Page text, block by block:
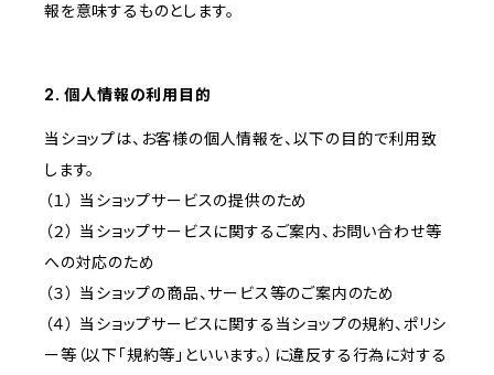
報を意味するものとします。
2. 個人情報の利用目的
当ショップは、お客様の個人情報を、以下の目的で利用致
します。
（１） 当ショップサービスの提供のため
（２） 当ショップサービスに関するご案内、お問い合わせ等
への対応のため
（３） 当ショップの商品、サービス等のご案内のため
（４） 当ショップサービスに関する当ショップの規約、ポリシ
ー等（以下「規約等」といいます。）に違反する行為に対する